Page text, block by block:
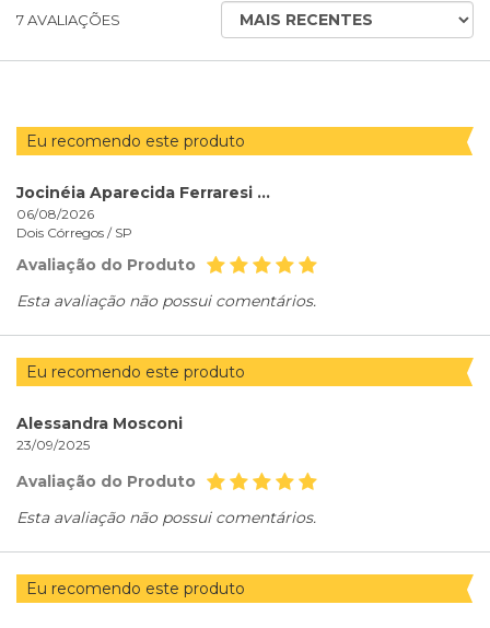
7AVALIAÇÕES
ORDENAR
AVALIAÇÕES
Eu recomendo este produto
Jocinéia Aparecida Ferraresi Ferraresi
06/08/2026
Dois Córregos / SP
Avaliação do Produto
Esta avaliação não possui comentários.
Eu recomendo este produto
Alessandra Mosconi
23/09/2025
Avaliação do Produto
Esta avaliação não possui comentários.
Eu recomendo este produto